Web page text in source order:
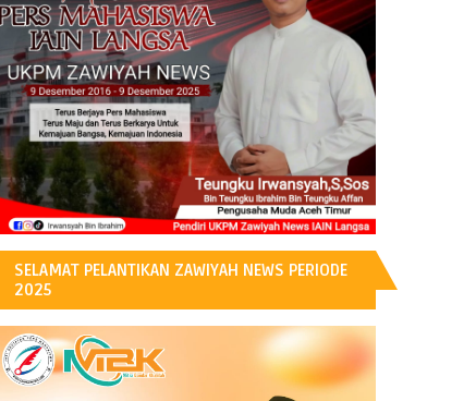
H
SELAMAT PELANTIKAN ZAWIYAH NEWS PERIODE
2025